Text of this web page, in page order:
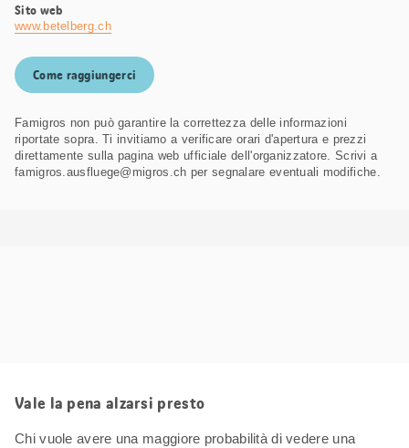
Sito web
www.betelberg.ch
Come raggiungerci
Famigros non può garantire la correttezza delle informazioni
riportate sopra. Ti invitiamo a verificare orari d'apertura e prezzi
direttamente sulla pagina web ufficiale dell'organizzatore. Scrivi a
famigros.ausfluege@migros.ch per segnalare eventuali modifiche.
Vale la pena alzarsi presto
Chi vuole avere una maggiore probabilità di vedere una